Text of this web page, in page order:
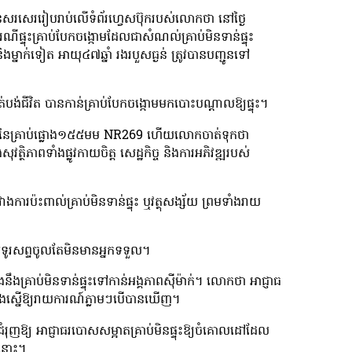
សេររៀបរាប់លើទំព័រហ្វេសប៊ុករបស់លោកថា នៅថ្ងៃ
ទុះគ្រាប់បែកចង្កោមដែលជាសំណល់គ្រាប់មិនទាន់ផ្ទុះ
នាក់ទៀត អាយុ៤៧ឆ្នាំ រងរបួសធ្ងន់ ត្រូវបានបញ្ជូនទៅ
ង់ជីវិត បានកាន់គ្រាប់បែកចង្កោមមកបោះបណ្តាលឱ្យផ្ទុះ។
នៃគ្រាប់ផ្លោង១៥៥មម NR269 ហើយលោកចាត់ទុកថា
ាពទាំងផ្លូវកាយចិត្ត សេដ្ឋកិច្ច និងការអភិវឌ្ឍរបស់
ងការប៉ះពាល់គ្រាប់មិនទាន់ផ្ទុះ ឬវត្ថុសង្ស័យ ព្រមទាំងរាយ
រសព្ទចូលតែមិនមានអ្នកទទួល។
រាប់មិនទាន់ផ្ទុះទៅកាន់អង្គភាពស៊ីម៉ាក់។ លោកថា អាជ្ញាធ
នើឱ្យរាយការណ៍ភ្លាមៗបើបានឃើញ។
រុញឱ្យ អាជ្ញាធរបោសសម្អាតគ្រាប់មិនផ្ទុះឱ្យចំគោលដៅដែល